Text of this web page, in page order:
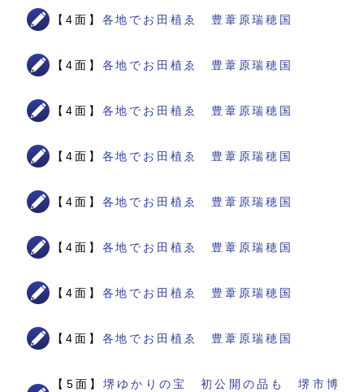
【4面】 各地でお田植ゑ 豊葦原瑞穂国
【4面】 各地でお田植ゑ 豊葦原瑞穂国
【4面】 各地でお田植ゑ 豊葦原瑞穂国
【4面】 各地でお田植ゑ 豊葦原瑞穂国
【4面】 各地でお田植ゑ 豊葦原瑞穂国
【4面】 各地でお田植ゑ 豊葦原瑞穂国
【4面】 各地でお田植ゑ 豊葦原瑞穂国
【4面】 各地でお田植ゑ 豊葦原瑞穂国
【5面】堺ゆかりの宝 初公開の品も 堺市博